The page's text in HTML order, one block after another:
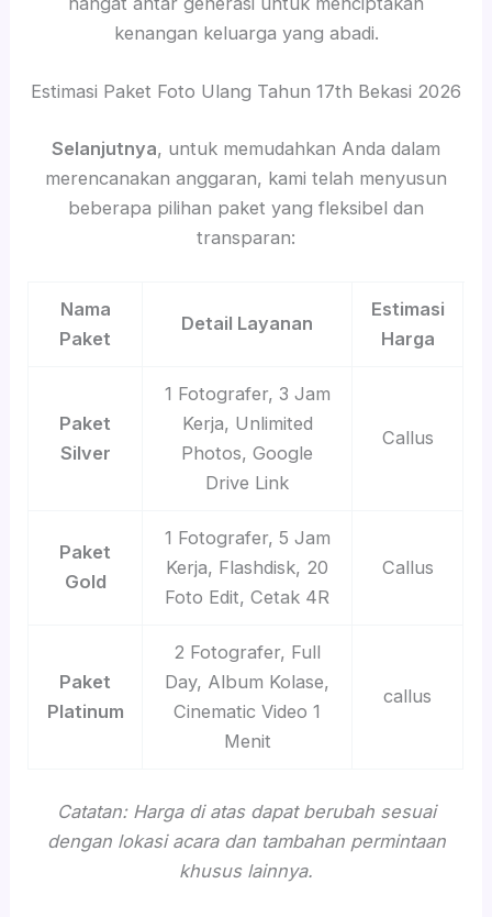
kenangan keluarga yang abadi.
Estimasi Paket Foto Ulang Tahun 17th Bekasi 2026
Selanjutnya, untuk memudahkan Anda dalam
merencanakan anggaran, kami telah menyusun
beberapa pilihan paket yang fleksibel dan
transparan:
Nama
Paket
Detail Layanan
Estimasi
Harga
Paket
Silver
1 Fotografer, 3 Jam
Kerja, Unlimited
Photos, Google
Drive Link
Callus
Paket
Gold
1 Fotografer, 5 Jam
Kerja, Flashdisk, 20
Foto Edit, Cetak 4R
Callus
Paket
Platinum
2 Fotografer, Full
Day, Album Kolase,
Cinematic Video 1
Menit
callus
Catatan: Harga di atas dapat berubah sesuai
dengan lokasi acara dan tambahan permintaan
khusus lainnya.